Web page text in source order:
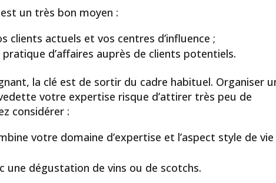
un très bon moyen :
clients actuels et vos centres d’influence ;
d’affaires auprès de clients potentiels.
la clé est de sortir du cadre habituel. Organiser
votre expertise risque d’attirer très peu de
considérer :
votre domaine d’expertise et l’aspect style de
une dégustation de vins ou de scotchs.